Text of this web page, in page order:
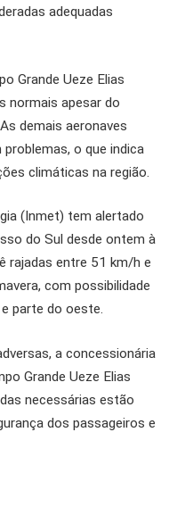
adequadas
Grande Ueze Elias
normais apesar do
demais aeronaves
o que indica
climáticas na região.
(Inmet) tem alertado
do Sul desde ontem à
rajadas entre 51 km/h e
com possibilidade
parte do oeste.
a concessionária
Grande Ueze Elias
necessárias estão
dos passageiros e